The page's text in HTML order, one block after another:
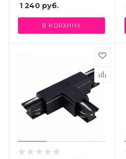
1 240 руб.
В КОРЗИНУ